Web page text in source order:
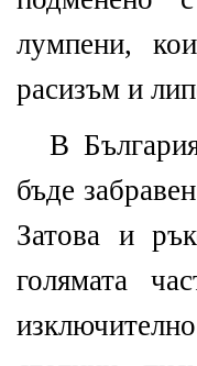
лумпени,
расизъм и
В
бъде
Затова и
голямата